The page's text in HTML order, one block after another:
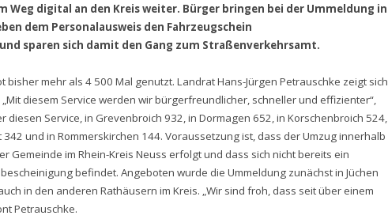
Weg digital an den Kreis weiter. Bürger bringen bei der Ummeldung in
dem Personalausweis den Fahrzeugschein
sparen sich damit den Gang zum Straßenverkehrsamt.
bisher mehr als 4 500 Mal genutzt. Landrat Hans-Jürgen Petrauschke zeigt sich
diesem Service werden wir bürgerfreundlicher, schneller und effizienter“,
diesen Service, in Grevenbroich 932, in Dormagen 652, in Korschenbroich 524,
und in Rommerskirchen 144. Voraussetzung ist, dass der Umzug innerhalb
Gemeinde im Rhein-Kreis Neuss erfolgt und dass sich nicht bereits ein
befindet. Angeboten wurde die Ummeldung zunächst in Jüchen
in den anderen Rathäusern im Kreis. „Wir sind froh, dass seit über einem
Petrauschke.